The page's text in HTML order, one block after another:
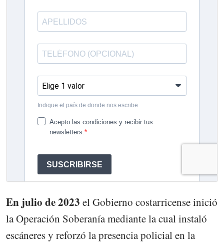
En julio de 2023 el Gobierno costarricense inició
la Operación Soberanía mediante la cual instaló
escáneres y reforzó la presencia policial en la